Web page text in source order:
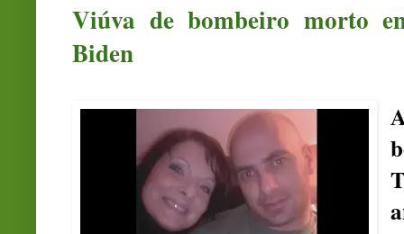
Viúva de bombeiro morto
Biden